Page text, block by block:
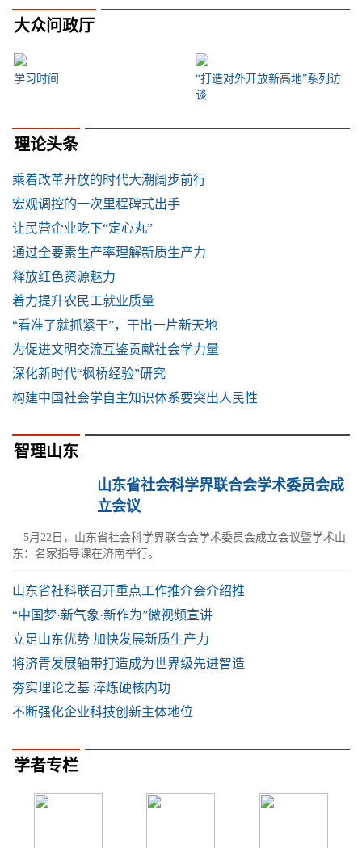
大众问政厅
学习时间
“打造对外开放新高地”系列访
谈
理论头条
乘着改革开放的时代大潮阔步前行
宏观调控的一次里程碑式出手
让民营企业吃下“定心丸”
通过全要素生产率理解新质生产力
释放红色资源魅力
着力提升农民工就业质量
“看准了就抓紧干”，干出一片新天地
为促进文明交流互鉴贡献社会学力量
深化新时代“枫桥经验”研究
构建中国社会学自主知识体系要突出人民性
智理山东
山东省社会科学界联合会学术委员会成
立会议
5月22日，山东省社会科学界联合会学术委员会成立会议暨学术山
东：名家指导课在济南举行。
山东省社科联召开重点工作推介会介绍推
“中国梦·新气象·新作为”微视频宣讲
立足山东优势 加快发展新质生产力
将济青发展轴带打造成为世界级先进智造
夯实理论之基 淬炼硬核内功
不断强化企业科技创新主体地位
学者专栏